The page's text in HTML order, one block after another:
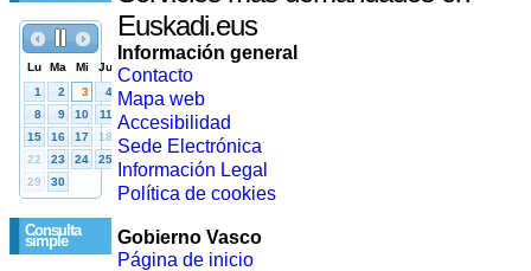
Consulta
simple
Euskadi.eus
Información general
Contacto
Mapa web
Accesibilidad
Sede Electrónica
Información Legal
Política de cookies
Gobierno Vasco
Página de inicio